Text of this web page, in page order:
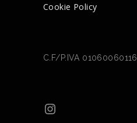
Cookie Policy
C.F/P.IVA 01060060116
Instagram